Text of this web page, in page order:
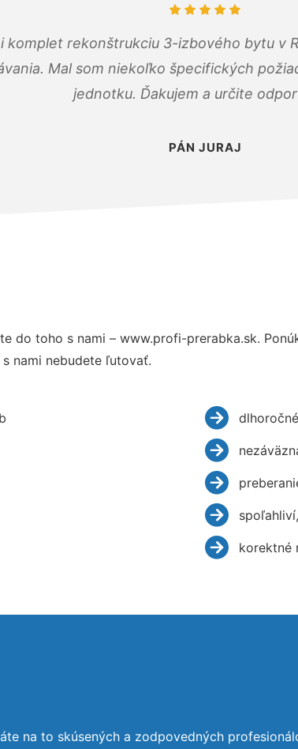
komplet rekonštrukciu 3-izbového bytu v
Mal som niekoľko špecifických
jednotku. Ďakujem a určite
PÁN JURAJ
do toho s nami – www.profi-prerabka.sk.
nami nebudete ľutovať.
korektné
na to skúsených a zodpovedných